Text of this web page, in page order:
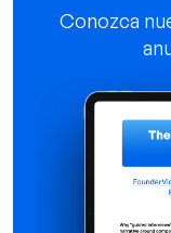
Conozca